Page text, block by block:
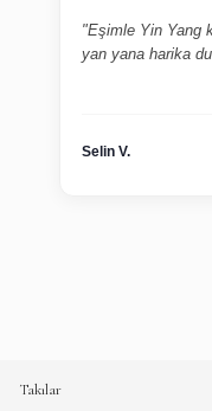
"Eşimle Yin Yang
yan yana harika
Selin V.
Takılar